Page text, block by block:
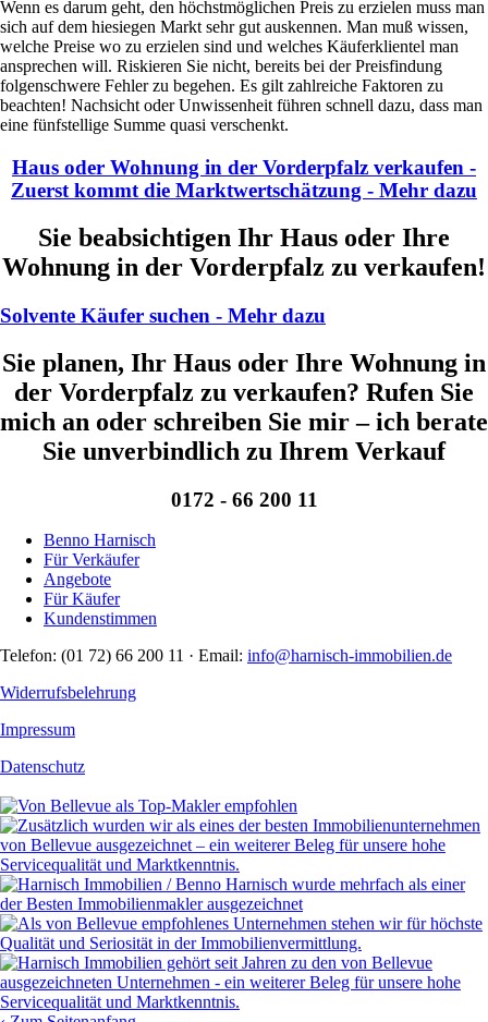
Wenn es darum geht, den höchstmöglichen Preis zu erzielen muss man
sich auf dem hiesiegen Markt sehr gut auskennen. Man muß wissen,
welche Preise wo zu erzielen sind und welches Käuferklientel man
ansprechen will. Riskieren Sie nicht, bereits bei der Preisfindung
folgenschwere Fehler zu begehen. Es gilt zahlreiche Faktoren zu
beachten! Nachsicht oder Unwissenheit führen schnell dazu, dass man
eine fünfstellige Summe quasi verschenkt.
Haus oder Wohnung in der Vorderpfalz verkaufen -
Zuerst kommt die Marktwertschätzung - Mehr dazu
Sie beabsichtigen Ihr Haus oder Ihre
Wohnung in der Vorderpfalz zu verkaufen!
Solvente Käufer suchen - Mehr dazu
Sie planen, Ihr Haus oder Ihre Wohnung in
der Vorderpfalz zu verkaufen? Rufen Sie
mich an oder schreiben Sie mir – ich berate
Sie unverbindlich zu Ihrem Verkauf
0172 - 66 200 11
Benno Harnisch
Für Verkäufer
Angebote
Für Käufer
Kundenstimmen
Telefon: (01 72) 66 200 11 · Email: info@harnisch-immobilien.de
Widerrufsbelehrung
Impressum
Datenschutz